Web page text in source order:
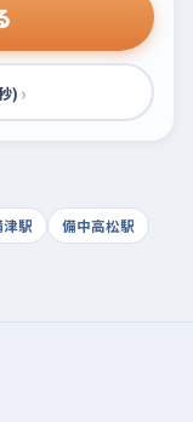
) ›
駅
備中高松駅